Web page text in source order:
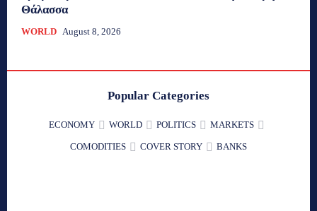
Θάλασσα
WORLD August 8, 2026
Popular Categories
ECONOMY WORLD POLITICS MARKETS
COMODITIES COVER STORY BANKS